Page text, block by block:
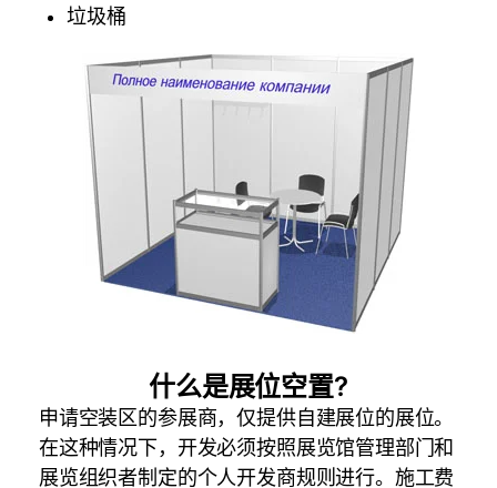
垃圾桶
什么是展位空置?
申请空装区的参展商，仅提供自建展位的展位。
在这种情况下，开发必须按照展览馆管理部门和
展览组织者制定的个人开发商规则进行。施工费